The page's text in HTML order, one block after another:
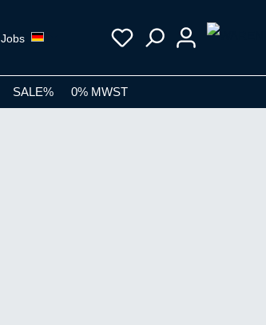
Jobs
SALE% 0% MWST